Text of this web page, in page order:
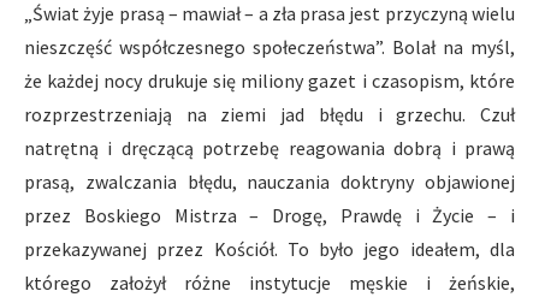
„Świat żyje prasą – mawiał – a zła prasa jest przyczyną wielu
nieszczęść współczesnego społeczeństwa”. Bolał na myśl,
że każdej nocy drukuje się miliony gazet i czasopism, które
rozprzestrzeniają na ziemi jad błędu i grzechu. Czuł
natrętną i dręczącą potrzebę reagowania dobrą i prawą
prasą, zwalczania błędu, nauczania doktryny objawionej
przez Boskiego Mistrza – Drogę, Prawdę i Życie – i
przekazywanej przez Kościół. To było jego ideałem, dla
którego założył różne instytucje męskie i żeńskie,